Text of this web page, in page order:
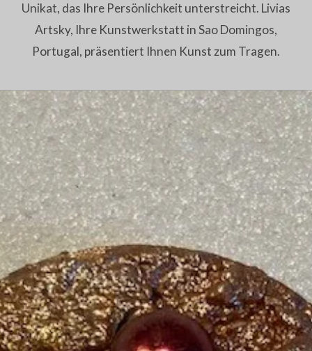
Unikat, das Ihre Persönlichkeit unterstreicht. Livias
Artsky, Ihre Kunstwerkstatt in Sao Domingos,
Portugal, präsentiert Ihnen Kunst zum Tragen.